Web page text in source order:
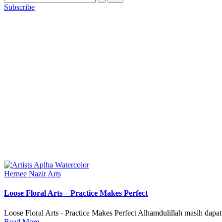
Subscribe
Posted
Hernee Nazir Arts
Loose Floral Arts – Practice Makes Perfect
Loose Floral Arts - Practice Makes Perfect Alhamdulillah masih